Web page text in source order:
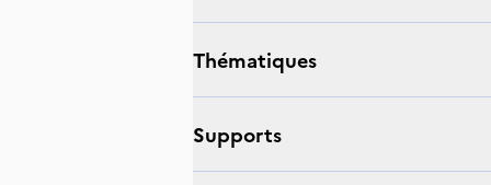
thématiques
supports